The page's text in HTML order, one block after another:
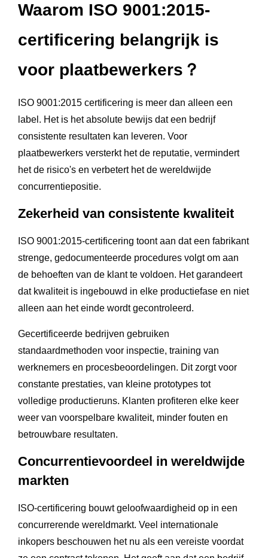
Waarom ISO 9001:2015-
certificering belangrijk is
voor plaatbewerkers？
ISO 9001:2015 certificering is meer dan alleen een
label. Het is het absolute bewijs dat een bedrijf
consistente resultaten kan leveren. Voor
plaatbewerkers versterkt het de reputatie, vermindert
het de risico's en verbetert het de wereldwijde
concurrentiepositie.
Zekerheid van consistente kwaliteit
ISO 9001:2015-certificering toont aan dat een fabrikant
strenge, gedocumenteerde procedures volgt om aan
de behoeften van de klant te voldoen. Het garandeert
dat kwaliteit is ingebouwd in elke productiefase en niet
alleen aan het einde wordt gecontroleerd.
Gecertificeerde bedrijven gebruiken
standaardmethoden voor inspectie, training van
werknemers en procesbeoordelingen. Dit zorgt voor
constante prestaties, van kleine prototypes tot
volledige productieruns. Klanten profiteren elke keer
weer van voorspelbare kwaliteit, minder fouten en
betrouwbare resultaten.
Concurrentievoordeel in wereldwijde
markten
ISO-certificering bouwt geloofwaardigheid op in een
concurrerende wereldmarkt. Veel internationale
inkopers beschouwen het nu als een vereiste voordat